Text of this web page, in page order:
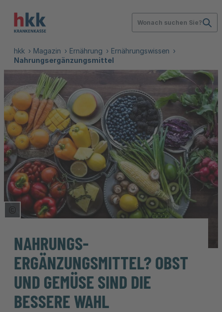
Wonach suchen Sie?
hkk Magazin Ernährung
Ernährungswissen
Nahrungsergänzungsmittel
Copyright Tooltip öffnen
NAHRUNGS-
ERGÄNZUNGSMITTEL? OBST
UND GEMÜSE SIND DIE
BESSERE WAHL